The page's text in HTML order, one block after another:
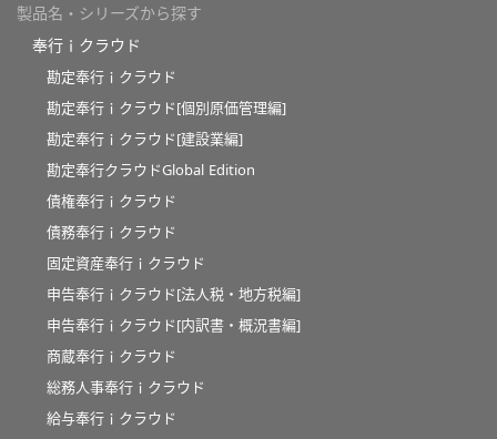
製品名・シリーズから探す
奉行ｉクラウド
勘定奉行ｉクラウド
勘定奉行ｉクラウド[個別原価管理編]
勘定奉行ｉクラウド[建設業編]
勘定奉行クラウドGlobal Edition
債権奉行ｉクラウド
債務奉行ｉクラウド
固定資産奉行ｉクラウド
申告奉行ｉクラウド[法人税・地方税編]
申告奉行ｉクラウド[内訳書・概況書編]
商蔵奉行ｉクラウド
総務人事奉行ｉクラウド
給与奉行ｉクラウド